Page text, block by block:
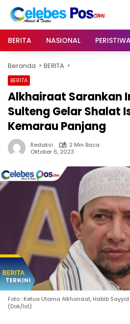
Langsung
konten
BERITA
NASIONAL
Beranda BERITA
BERITA
Alkhairaat Sarankan
Sulteng Gelar Shalat
Kemarau Panjang
Redaksi
2 Min Baca
Oktober 6, 2023
Foto : Ketua Utama Alkhairaat, Habib
(Dok/Ist)